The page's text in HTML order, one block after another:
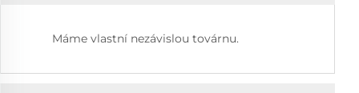
Máme vlastní nezávislou továrnu.